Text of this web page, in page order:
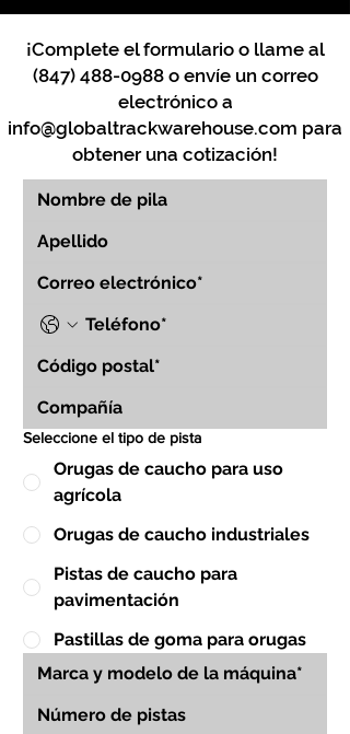
¡Complete el formulario o llame al
(847) 488-0988o envíe un correo
electrónico a
info@globaltrackwarehouse.com para
obtener una cotización!
Seleccione el tipo de pista
Orugas de caucho para uso
agrícola
Orugas de caucho industriales
Pistas de caucho para
pavimentación
Pastillas de goma para orugas